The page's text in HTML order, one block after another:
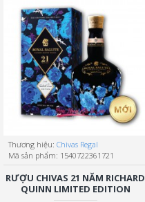
Thương hiệu: Chivas Regal
Mã sản phẩm: 1540722361721
RƯỢU CHIVAS 21 NĂM RICHARD
QUINN LIMITED EDITION